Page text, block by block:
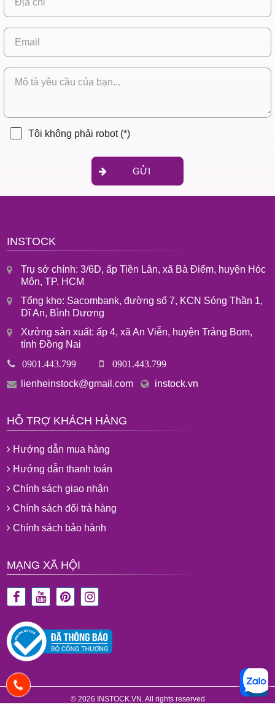
GỬI
Tôi không phải robot (*)
INSTOCK
Trụ sở chính: 3/6D, ấp Tiền Lân, xã Bà Điểm, huyện Hóc
Môn, TP. HCM
Tổng kho: Sacombank, đường số 7, KCN Sóng Thần 1,
Dĩ An, Bình Dương
Xưởng sản xuất: ấp 4, xã An Viễn, huyện Trảng Bom,
tỉnh Đồng Nai
0901.443.799 0901.443.799
lienheinstock@gmail.com instock.vn
HỖ TRỢ KHÁCH HÀNG
Hướng dẫn mua hàng
Hướng dẫn thanh toán
Chính sách giao nhận
Chính sách đổi trả hàng
Chính sách bảo hành
MẠNG XÃ HỘI
© 2026 INSTOCK.VN. All rights reserved